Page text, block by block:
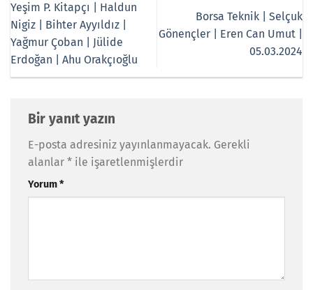
Yeşim P. Kitapçı | Haldun
Nigiz | Bihter Ayyıldız |
Yağmur Çoban | Jülide
Erdoğan | Ahu Orakçıoğlu
Borsa Teknik | Selçuk
Gönençler | Eren Can Umut |
05.03.2024
Bir yanıt yazın
E-posta adresiniz yayınlanmayacak. Gerekli
alanlar * ile işaretlenmişlerdir
Yorum*